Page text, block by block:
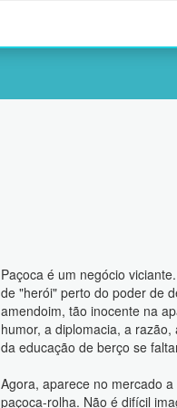
Paçoca é um negócio
de "herói" perto do poder de
amendoim, tão inocente na
humor, a diplomacia, a
da educação de berço se
Agora, aparece no mercado
paçoca-rolha. Não é difícil